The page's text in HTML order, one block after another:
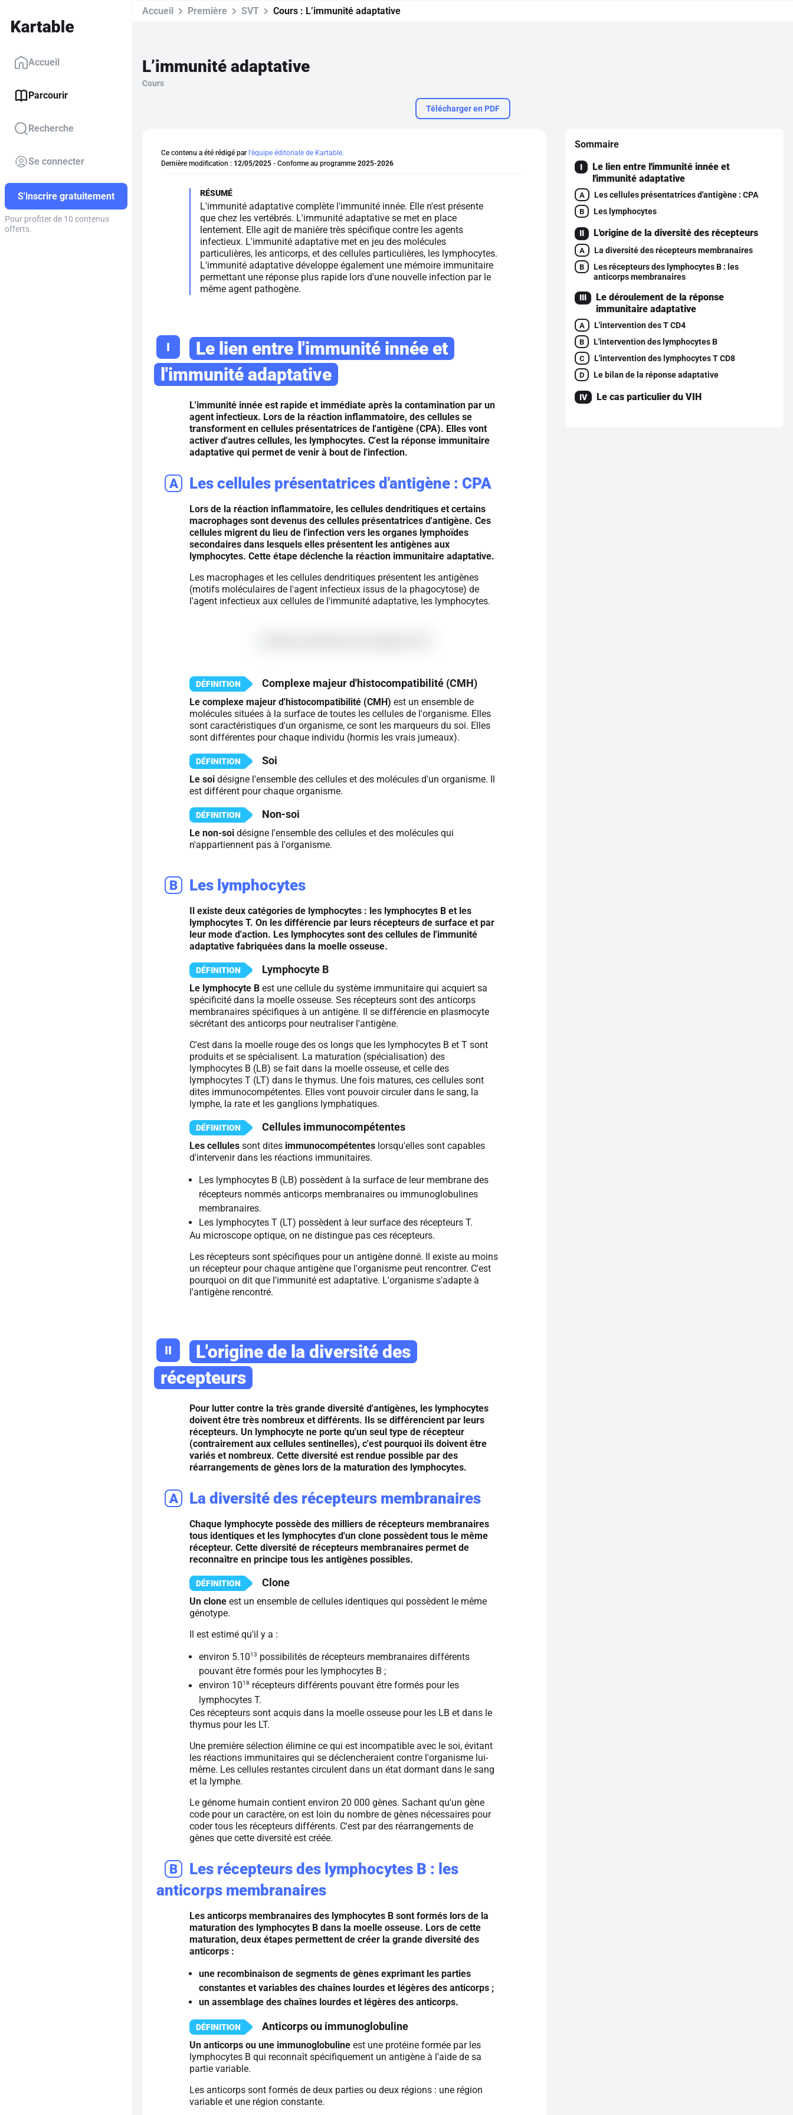
Accueil
Parcourir
Recherche
Se connecter
S'inscrire gratuitement
Pour profiter de 10 contenus
offerts.
Accueil Première SVT Cours : L’immunité adaptative
L’immunité adaptative
Cours
Télécharger en PDF
Sommaire
I
Le lien entre l'immunité innée et
l'immunité adaptative
A Les cellules présentatrices d'antigène : CPA
B Les lymphocytes
II L'origine de la diversité des récepteurs
A La diversité des récepteurs membranaires
B
Les récepteurs des lymphocytes B : les
anticorps membranaires
III
Le déroulement de la réponse
immunitaire adaptative
A L'intervention des T CD4
B L'intervention des lymphocytes B
C L'intervention des lymphocytes T CD8
D Le bilan de la réponse adaptative
IV Le cas particulier du VIH
Ce contenu a été rédigé par l'équipe éditoriale de Kartable.
Dernière modification : 12/05/2025 - Conforme au programme 2025-2026
L'immunité adaptative complète l'immunité innée. Elle n'est présente
que chez les vertébrés. L'immunité adaptative se met en place
lentement. Elle agit de manière très spécifique contre les agents
infectieux. L'immunité adaptative met en jeu des molécules
particulières, les anticorps, et des cellules particulières, les lymphocytes.
L'immunité adaptative développe également une mémoire immunitaire
permettant une réponse plus rapide lors d'une nouvelle infection par le
même agent pathogène.
I
Le lien entre l'immunité innée et
l'immunité adaptative
L'immunité innée est rapide et immédiate après la contamination par un
agent infectieux. Lors de la réaction inflammatoire, des cellules se
transforment en cellules présentatrices de l'antigène (CPA). Elles vont
activer d'autres cellules, les lymphocytes. C'est la réponse immunitaire
adaptative qui permet de venir à bout de l'infection.
A Les cellules présentatrices d'antigène : CPA
Lors de la réaction inflammatoire, les cellules dendritiques et certains
macrophages sont devenus des cellules présentatrices d'antigène. Ces
cellules migrent du lieu de l'infection vers les organes lymphoïdes
secondaires dans lesquels elles présentent les antigènes aux
lymphocytes. Cette étape déclenche la réaction immunitaire adaptative.
Les macrophages et les cellules dendritiques présentent les antigènes
(motifs moléculaires de l'agent infectieux issus de la phagocytose) de
l'agent infectieux aux cellules de l'immunité adaptative, les lymphocytes.
Complexe majeur d'histocompatibilité (CMH)
Le complexe majeur d'histocompatibilité (CMH) est un ensemble de
molécules situées à la surface de toutes les cellules de l'organisme. Elles
sont caractéristiques d'un organisme, ce sont les marqueurs du soi. Elles
sont différentes pour chaque individu (hormis les vrais jumeaux).
Soi
Le soi désigne l'ensemble des cellules et des molécules d'un organisme. Il
est différent pour chaque organisme.
Non-soi
Le non-soi désigne l'ensemble des cellules et des molécules qui
n'appartiennent pas à l'organisme.
B Les lymphocytes
Il existe deux catégories de lymphocytes : les lymphocytes B et les
lymphocytes T. On les différencie par leurs récepteurs de surface et par
leur mode d'action. Les lymphocytes sont des cellules de l'immunité
adaptative fabriquées dans la moelle osseuse.
Lymphocyte B
Le lymphocyte B est une cellule du système immunitaire qui acquiert sa
spécificité dans la moelle osseuse. Ses récepteurs sont des anticorps
membranaires spécifiques à un antigène. Il se différencie en plasmocyte
sécrétant des anticorps pour neutraliser l'antigène.
C'est dans la moelle rouge des os longs que les lymphocytes B et T sont
produits et se spécialisent. La maturation (spécialisation) des
lymphocytes B (LB) se fait dans la moelle osseuse, et celle des
lymphocytes T (LT) dans le thymus. Une fois matures, ces cellules sont
dites immunocompétentes. Elles vont pouvoir circuler dans le sang, la
lymphe, la rate et les ganglions lymphatiques.
Cellules immunocompétentes
Les cellules sont dites immunocompétentes lorsqu'elles sont capables
d'intervenir dans les réactions immunitaires.
Les lymphocytes B (LB) possèdent à la surface de leur membrane des
récepteurs nommés anticorps membranaires ou immunoglobulines
membranaires.
Les lymphocytes T (LT) possèdent à leur surface des récepteurs T.
Au microscope optique, on ne distingue pas ces récepteurs.
Les récepteurs sont spécifiques pour un antigène donné. Il existe au moins
un récepteur pour chaque antigène que l'organisme peut rencontrer. C'est
pourquoi on dit que l'immunité est adaptative. L'organisme s'adapte à
l'antigène rencontré.
II
L'origine de la diversité des
récepteurs
Pour lutter contre la très grande diversité d'antigènes, les lymphocytes
doivent être très nombreux et différents. Ils se différencient par leurs
récepteurs. Un lymphocyte ne porte qu'un seul type de récepteur
(contrairement aux cellules sentinelles), c'est pourquoi ils doivent être
variés et nombreux. Cette diversité est rendue possible par des
réarrangements de gènes lors de la maturation des lymphocytes.
A La diversité des récepteurs membranaires
Chaque lymphocyte possède des milliers de récepteurs membranaires
tous identiques et les lymphocytes d'un clone possèdent tous le même
récepteur. Cette diversité de récepteurs membranaires permet de
reconnaître en principe tous les antigènes possibles.
Clone
Un clone est un ensemble de cellules identiques qui possèdent le même
génotype.
Il est estimé qu'il y a :
environ 5.1013 possibilités de récepteurs membranaires différents
pouvant être formés pour les lymphocytes B ;
environ 1018 récepteurs différents pouvant être formés pour les
lymphocytes T.
Ces récepteurs sont acquis dans la moelle osseuse pour les LB et dans le
thymus pour les LT.
Une première sélection élimine ce qui est incompatible avec le soi, évitant
les réactions immunitaires qui se déclencheraient contre l'organisme lui-
même. Les cellules restantes circulent dans un état dormant dans le sang
et la lymphe.
Le génome humain contient environ 20 000 gènes. Sachant qu'un gène
code pour un caractère, on est loin du nombre de gènes nécessaires pour
coder tous les récepteurs différents. C'est par des réarrangements de
gènes que cette diversité est créée.
B
Les récepteurs des lymphocytes B : les
anticorps membranaires
Les anticorps membranaires des lymphocytes B sont formés lors de la
maturation des lymphocytes B dans la moelle osseuse. Lors de cette
maturation, deux étapes permettent de créer la grande diversité des
anticorps :
une recombinaison de segments de gènes exprimant les parties
constantes et variables des chaînes lourdes et légères des anticorps ;
un assemblage des chaînes lourdes et légères des anticorps.
Anticorps ou immunoglobuline
Un anticorps ou une immunoglobuline est une protéine formée par les
lymphocytes B qui reconnaît spécifiquement un antigène à l'aide de sa
partie variable.
Les anticorps sont formés de deux parties ou deux régions : une région
variable et une région constante.